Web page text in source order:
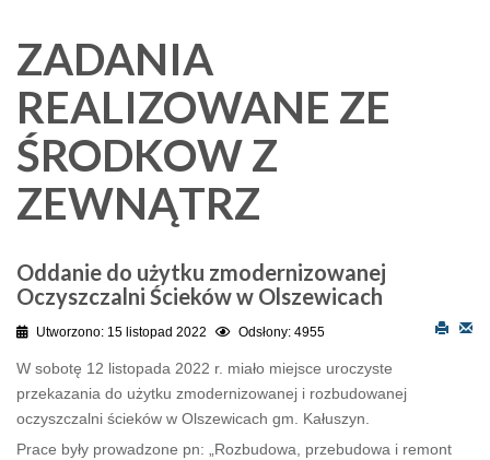
ZADANIA
REALIZOWANE ZE
ŚRODKOW Z
ZEWNĄTRZ
Oddanie do użytku zmodernizowanej
Oczyszczalni Ścieków w Olszewicach
Utworzono: 15 listopad 2022 Odsłony: 4955
W sobotę 12 listopada 2022 r. miało miejsce uroczyste
przekazania do użytku zmodernizowanej i rozbudowanej
oczyszczalni ścieków w Olszewicach gm. Kałuszyn.
Prace były prowadzone pn: „Rozbudowa, przebudowa i remont